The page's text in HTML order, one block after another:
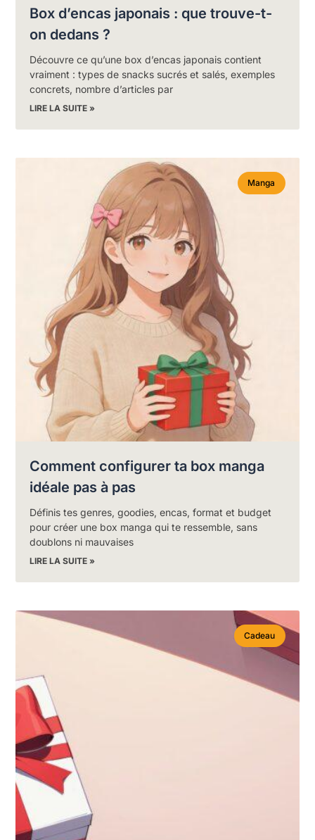
Box d’encas japonais : que trouve-t-
on dedans ?
Découvre ce qu’une box d’encas japonais contient
vraiment : types de snacks sucrés et salés, exemples
concrets, nombre d’articles par
LIRE LA SUITE »
Manga
Comment configurer ta box manga
idéale pas à pas
Définis tes genres, goodies, encas, format et budget
pour créer une box manga qui te ressemble, sans
doublons ni mauvaises
LIRE LA SUITE »
Cadeau